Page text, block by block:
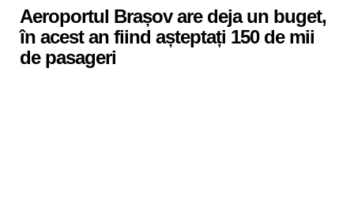
Aeroportul Brașov are deja un buget,
în acest an fiind așteptați 150 de mii
de pasageri